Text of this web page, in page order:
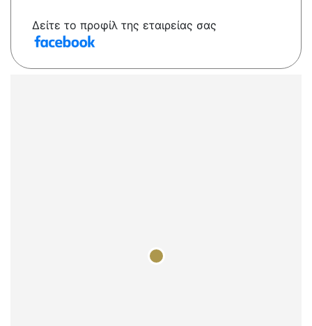
Δείτε το προφίλ της εταιρείας σας